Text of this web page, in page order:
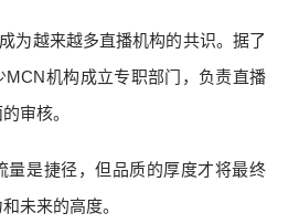
为越来越多直播机构的共识。据了
MCN机构成立专职部门，负责直播
审核。
量是捷径，但品质的厚度才将最终
未来的高度。